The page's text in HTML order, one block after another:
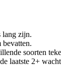
lang zijn.
bevatten.
soorten
laatste 2+